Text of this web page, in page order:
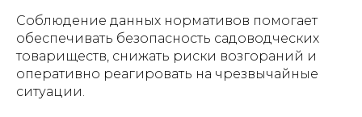
Соблюдение данных нормативов помогает
обеспечивать безопасность садоводческих
товариществ, снижать риски возгораний и
оперативно реагировать на чрезвычайные
ситуации.